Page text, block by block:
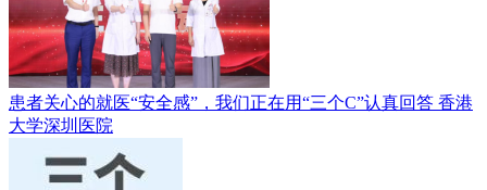
患者关心的就医“安全感”，我们正在用“三个C”认真回答 香港
大学深圳医院